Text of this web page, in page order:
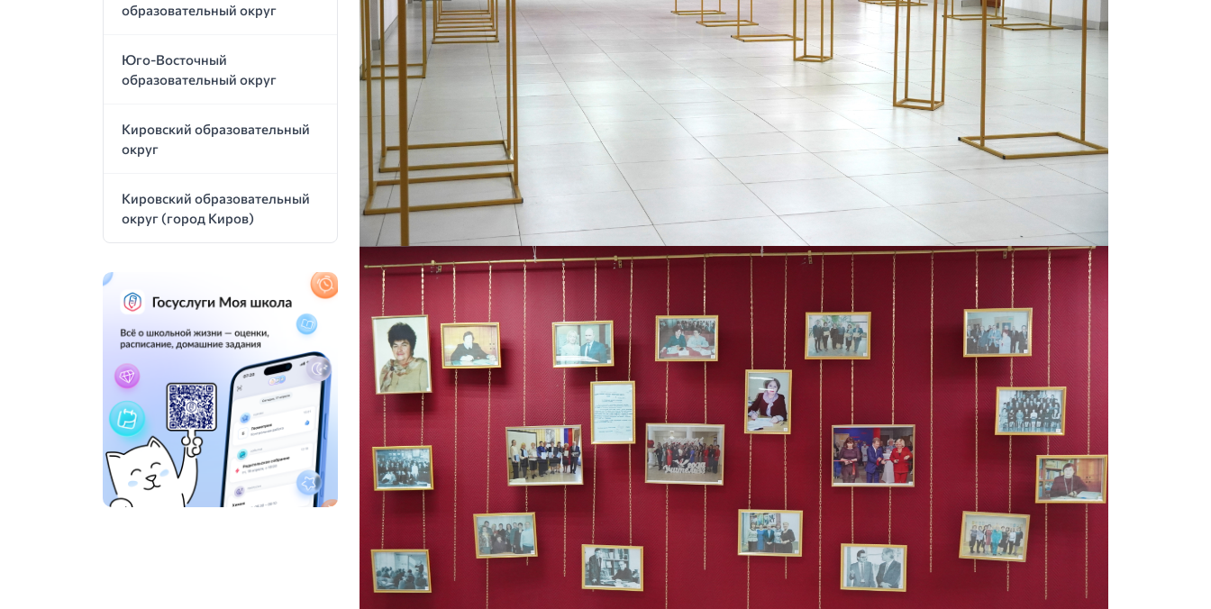
образовательный округ
Юго-Восточный
образовательный округ
Кировский образовательный
округ
Кировский образовательный
округ (город Киров)